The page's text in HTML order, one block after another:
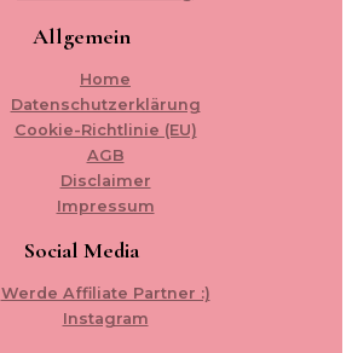
Allgemein
Home
Datenschutzerklärung
Cookie-Richtlinie (EU)
AGB
Disclaimer
Impressum
Social Media
Werde Affiliate Partner :)
Instagram